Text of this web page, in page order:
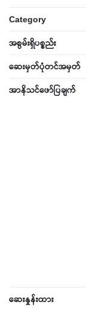
Category
အစွမ်းရှိပစ္စည်း
ဆေးမှတ်ပုံတင်အမှတ်
အာနိသင်ဖော်ပြချက်
ဆေးနှုန်းထား